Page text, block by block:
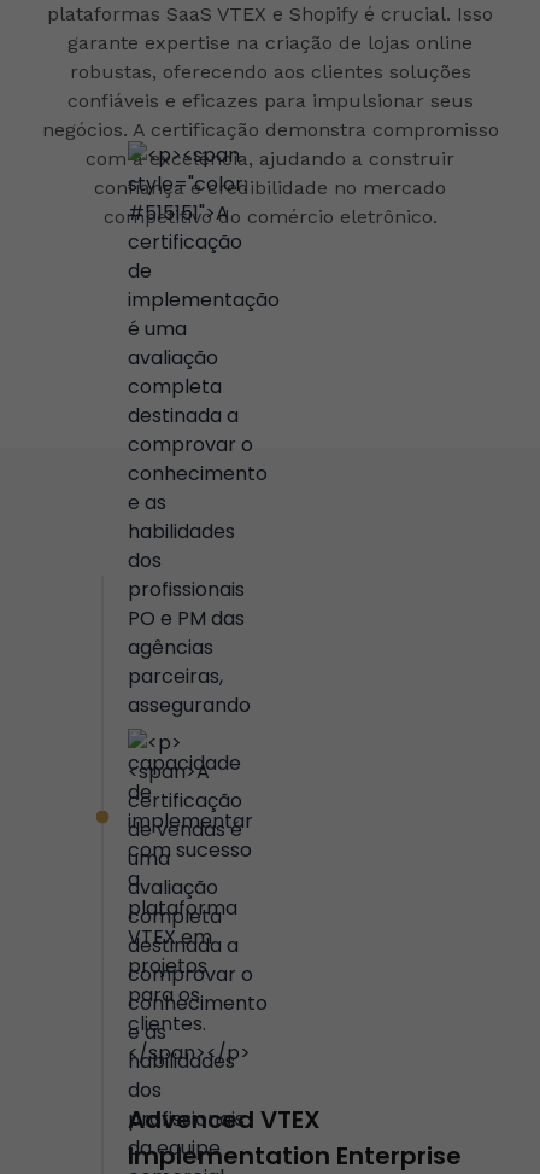
plataformas SaaS VTEX e Shopify é crucial. Isso
garante expertise na criação de lojas online
robustas, oferecendo aos clientes soluções
confiáveis e eficazes para impulsionar seus
negócios. A certificação demonstra compromisso
com a excelência, ajudando a construir
confiança e credibilidade no mercado
competitivo do comércio eletrônico.
Advenced VTEX
Implementation Enterprise